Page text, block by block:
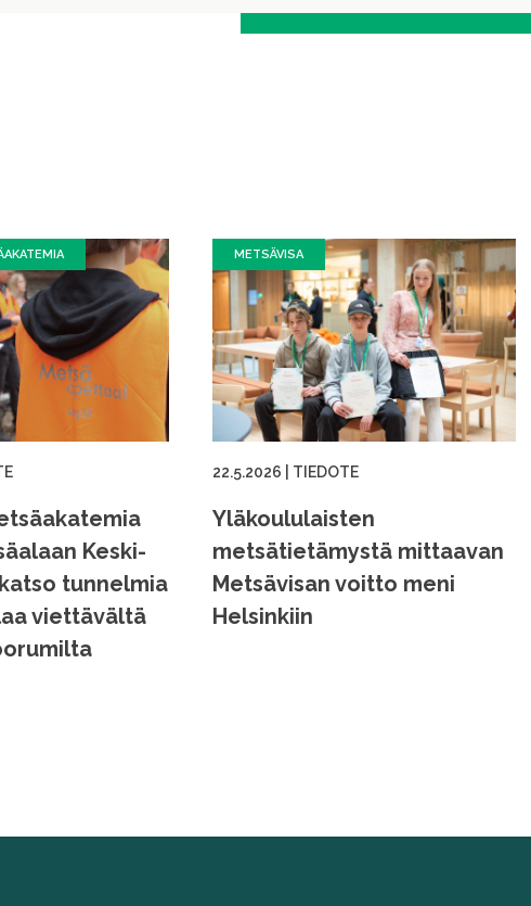
Keski-
tunnelmia
viettävältä
METSÄVISA
22.5.2026 TIEDOTE
Yläkoululaisten
metsätietämystä mittaavan
Metsävisan voitto meni
Helsinkiin